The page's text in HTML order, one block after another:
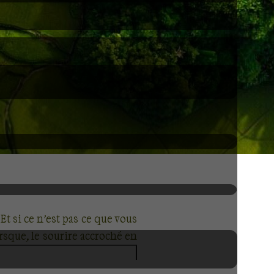
si ce n’est pas ce que vous
le sourire accroché en